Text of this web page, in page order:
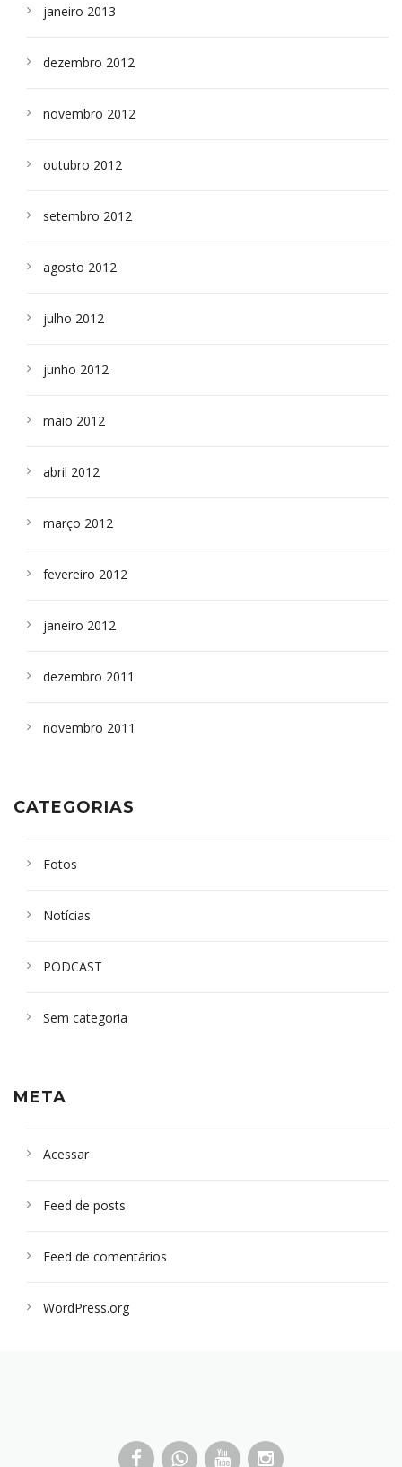
janeiro 2013
dezembro 2012
novembro 2012
outubro 2012
setembro 2012
agosto 2012
julho 2012
junho 2012
maio 2012
abril 2012
março 2012
fevereiro 2012
janeiro 2012
dezembro 2011
novembro 2011
CATEGORIAS
Fotos
Notícias
PODCAST
Sem categoria
META
Acessar
Feed de posts
Feed de comentários
WordPress.org